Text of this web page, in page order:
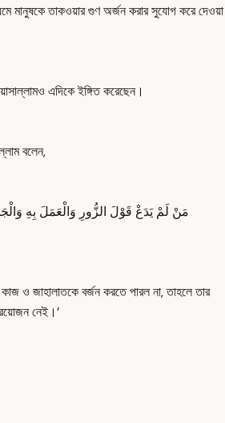
মানুষকে তাকওয়ার গুণ অর্জন করার সুযোগ করে দেওয়া
এদিকে ইঙ্গিত করেছেন।
বলেন,
مَنْ لَمْ يَدَعْ قَوْلَ الزُّورِ وَالْعَمَلَ بِهِ
ও জাহালাতকে বর্জন করতে পারল না, তাহলে তার
নেই।’